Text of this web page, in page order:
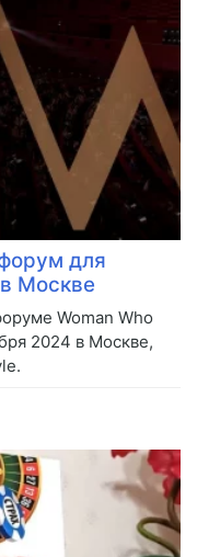
для
Москве
Woman Who
2024 в Москве,